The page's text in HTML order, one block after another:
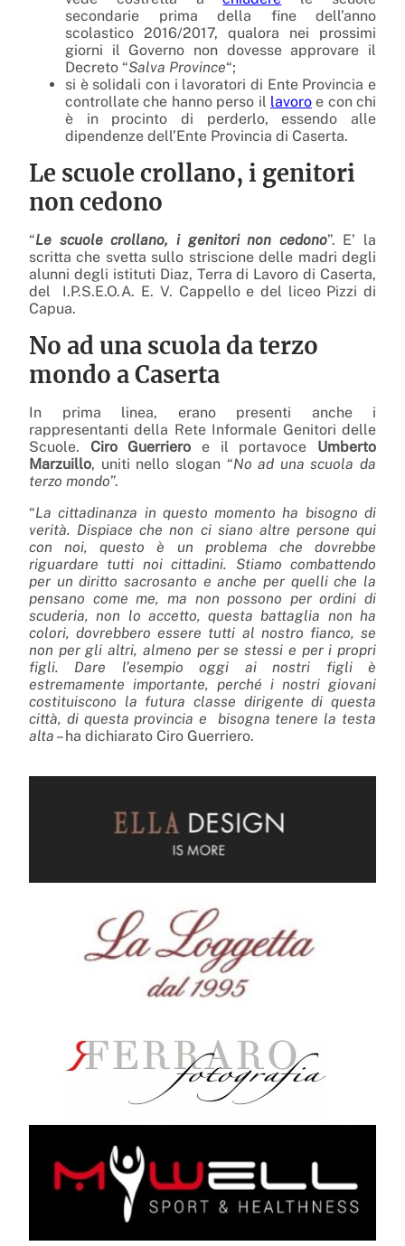
secondarie prima della fine dell’anno
scolastico 2016/2017, qualora nei prossimi
giorni il Governo non dovesse approvare il
Decreto “Salva Province“;
si è solidali con i lavoratori di Ente Provincia e
controllate che hanno perso il lavoroe con chi
è in procinto di perderlo, essendo alle
dipendenze dell’Ente Provincia di Caserta.
Le scuole crollano, i genitori
non cedono
“Le scuole crollano, i genitori non cedono”. E’ la
scritta che svetta sullo striscione delle madri degli
alunni degli istituti Diaz, Terra di Lavoro di Caserta,
del I.P.S.E.O.A. E. V. Cappello e del liceo Pizzi di
Capua.
No ad una scuola da terzo
mondo a Caserta
In prima linea, erano presenti anche i
rappresentanti della Rete Informale Genitori delle
Scuole. Ciro Guerriero e il portavoce Umberto
Marzuillo, uniti nello slogan “No ad una scuola da
terzo mondo”.
“La cittadinanza in questo momento ha bisogno di
verità. Dispiace che non ci siano altre persone qui
con noi, questo è un problema che dovrebbe
riguardare tutti noi cittadini. Stiamo combattendo
per un diritto sacrosanto e anche per quelli che la
pensano come me, ma non possono per ordini di
scuderia, non lo accetto, questa battaglia non ha
colori, dovrebbero essere tutti al nostro fianco, se
non per gli altri, almeno per se stessi e per i propri
figli. Dare l’esempio oggi ai nostri figli è
estremamente importante, perché i nostri giovani
costituiscono la futura classe dirigente di questa
città, di questa provincia e bisogna tenere la testa
alta – ha dichiarato Ciro Guerriero.